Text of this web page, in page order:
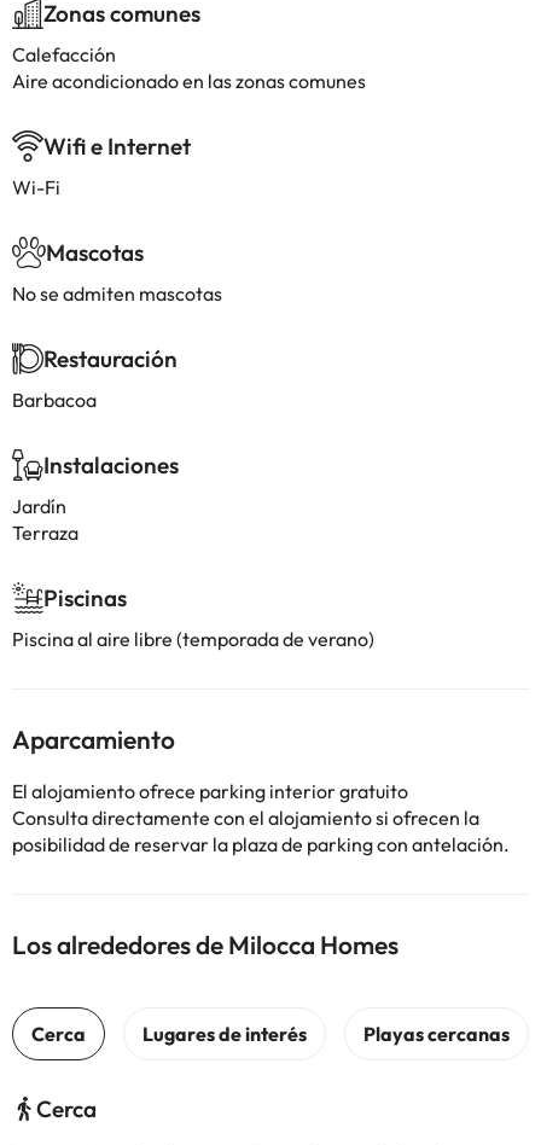
Zonas comunes
Calefacción
Aire acondicionado en las zonas comunes
Wifi e Internet
Wi-Fi
Mascotas
No se admiten mascotas
Restauración
Barbacoa
Instalaciones
Jardín
Terraza
Piscinas
Piscina al aire libre (temporada de verano)
Aparcamiento
El alojamiento ofrece parking interior gratuito
Consulta directamente con el alojamiento si ofrecen la
posibilidad de reservar la plaza de parking con antelación.
Los alrededores de Milocca Homes
Cerca